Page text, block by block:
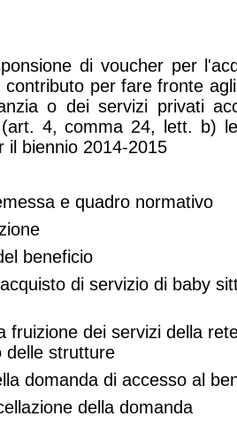
di voucher per
per fare fronte
o dei servizi privati
4, comma 24, lett. b)
il biennio 2014-2015
e quadro normativo
beneficio
di servizio di baby
fruizione dei servizi della
delle strutture
domanda di accesso al
della domanda